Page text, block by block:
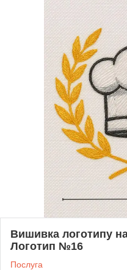
Вишивка логотипу
Логотип №16
Послуга